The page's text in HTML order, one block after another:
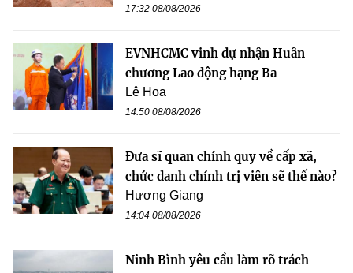
17:32 08/08/2026
EVNHCMC vinh dự nhận Huân
chương Lao động hạng Ba
Lê Hoa
14:50 08/08/2026
Đưa sĩ quan chính quy về cấp xã,
chức danh chính trị viên sẽ thế nào?
Hương Giang
14:04 08/08/2026
Ninh Bình yêu cầu làm rõ trách